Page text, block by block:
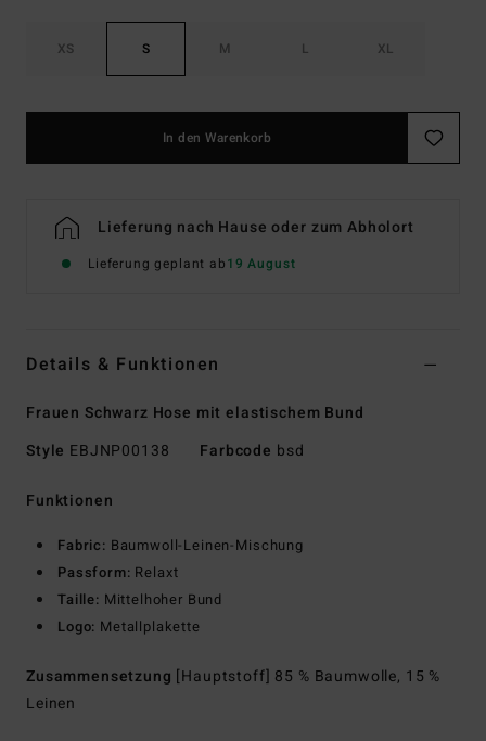
XS S M L XL
In den Warenkorb
Lieferung nach Hause oder zum Abholort
Lieferung geplant ab19 August
Details & Funktionen
Frauen Schwarz Hose mit elastischem Bund
Style EBJNP00138 Farbcode bsd
Funktionen
Fabric: Baumwoll-Leinen-Mischung
Passform: Relaxt
Taille: Mittelhoher Bund
Logo: Metallplakette
Zusammensetzung [Hauptstoff] 85 % Baumwolle, 15 %
Leinen